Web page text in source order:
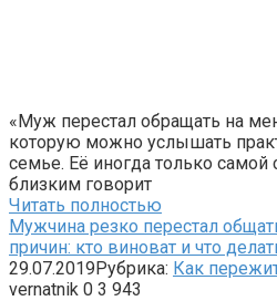
«Муж перестал обращать на
которую можно услышать
семье. Её иногда только самой
близким говорит
Читать полностью
Мужчина резко перестал
причин: кто виноват и что
29.07.2019Рубрика: Как
vernatnik 0 3 943